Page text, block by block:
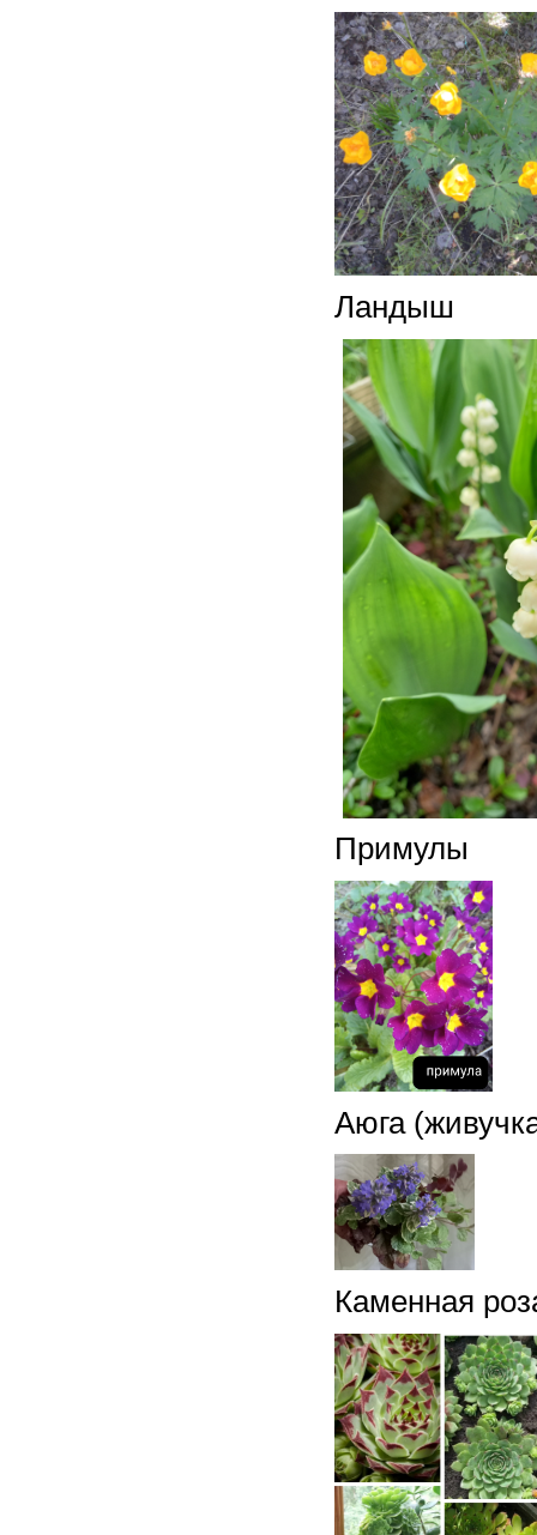
Ландыш
Примулы
Аюга
Каменная